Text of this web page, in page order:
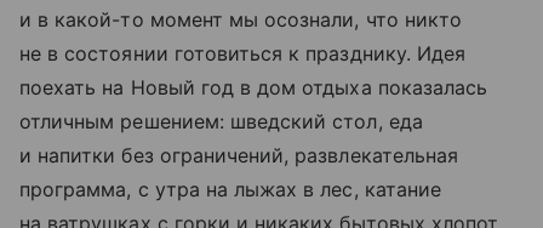
и в какой-то момент мы осознали, что никто
не в состоянии готовиться к празднику. Идея
поехать на Новый год в дом отдыха показалась
отличным решением: шведский стол, еда
и напитки без ограничений, развлекательная
программа, с утра на лыжах в лес, катание